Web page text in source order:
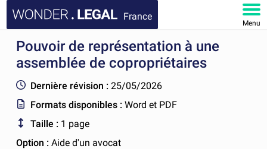
France
Menu
ACCUEIL
FAQ
MON COMPTE
Pouvoir de représentation à une
assemblée de copropriétaires
Dernière révision : 25/05/2026
Formats disponibles :Word et PDF
Taille : 1 page
Option :Aide d'un avocat